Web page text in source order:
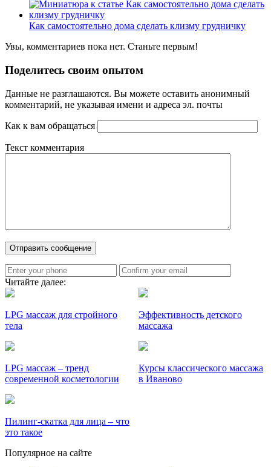
Как самостоятельно дома сделать клизму грудничку
Увы, комментариев пока нет. Станьте первым!
Поделитесь своим опытом
Данные не разглашаются. Вы можете оставить анонимный
комментарий, не указывая имени и адреса эл. почты
Как к вам обращаться
Текст комментария
Читайте далее:
LPG массаж для стройного
тела
Эффективность детского
массажа
LPG массаж – тренд
современной косметологии
Курсы классического массажа
в Иваново
Пилинг-скатка для лица – что
это такое
Популярное на сайте